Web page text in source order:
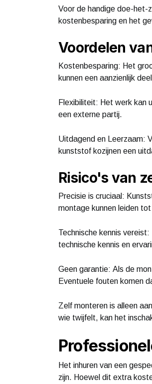
Voor de handige doe-het-
kostenbesparing en het
Voordelen
Kostenbesparing: Het
kunnen een aanzienlijk
Flexibiliteit: Het werk kan
een externe partij.
Uitdagend en Leerzaam:
kunststof kozijnen een
Risico's van
Precisie is cruciaal:
montage kunnen leiden
Technische kennis
technische kennis en
Geen garantie: Als de
Eventuele fouten komen
Zelf monteren is alleen
wie twijfelt, kan het
Het inhuren van een
zijn. Hoewel dit extra